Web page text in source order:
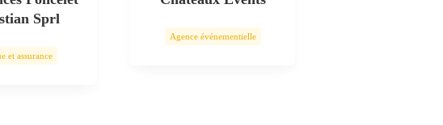
Sprl
et assurance
Agence événementielle